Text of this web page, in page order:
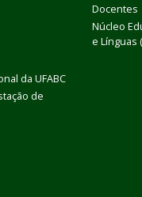
da UFABC
de
Docentes
Núcleo
e Línguas